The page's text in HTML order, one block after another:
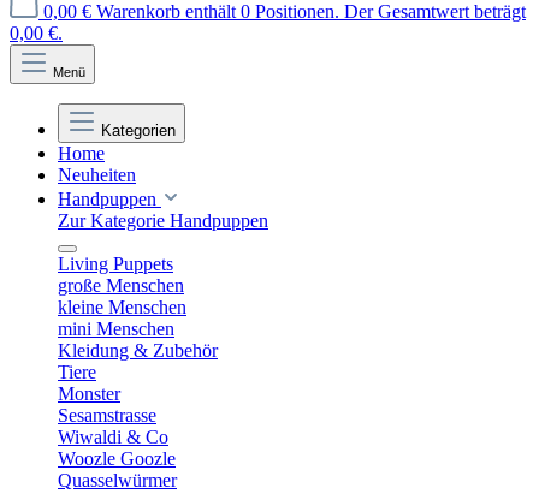
0,00 € Warenkorb enthält 0 Positionen. Der Gesamtwert beträgt
0,00 €.
Menü
Kategorien
Home
Neuheiten
Handpuppen
Zur Kategorie Handpuppen
Living Puppets
große Menschen
kleine Menschen
mini Menschen
Kleidung & Zubehör
Tiere
Monster
Sesamstrasse
Wiwaldi & Co
Woozle Goozle
Quasselwürmer